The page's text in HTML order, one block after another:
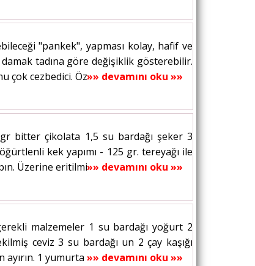
"pankek", yapması kolay, hafif ve
tadına göre değişiklik gösterebilir.
çok cezbedici. Özellikle...»» devamını oku »»
bitter çikolata 1,5 su bardağı şeker 3
kek yapımı - 125 gr. tereyağı ile
Üzerine eritilmiş çikolatayı, 2...
»» devamını oku »»
malzemeler 1 su bardağı yoğurt 2
ceviz 3 su bardağı un 2 çay kaşığı
1 yumurta sarısı ve 1...
»» devamını oku »»